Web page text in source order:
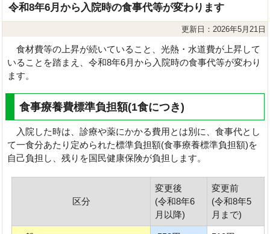
令和8年6月から入院時の食事代等が変わります
更新日：2026年5月21日
食材費等の上昇が続いていること、光熱・水道費が上昇して
いることを踏まえ、令和8年6月から入院時の食事代等が変わり
ます。
食事療養費標準負担額(1食につき)
入院した時は、診療や薬にかかる費用とは別に、食事代とし
て一食分あたり定められた標準負担額(食事療養標準負担額)を
自己負担し、残りを国民健康保険が負担します。
区分
変更後
(令和8年6
月以降)
変更前
(令和8年5
月まで)